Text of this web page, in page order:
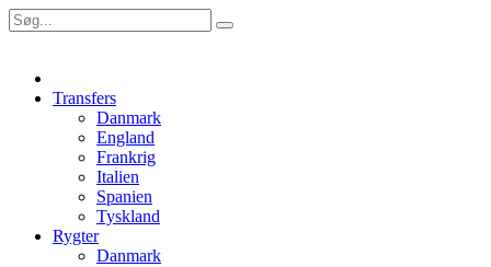
Transfers
Danmark
England
Frankrig
Italien
Spanien
Tyskland
Rygter
Danmark